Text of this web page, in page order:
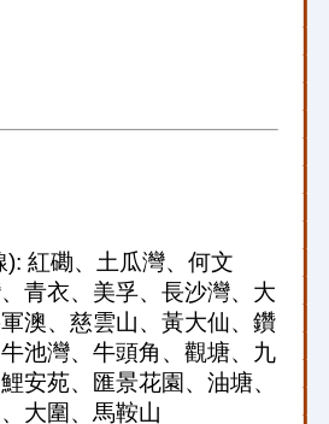
紅磡、土瓜灣、何文
青衣、美孚、長沙灣、大
澳、慈雲山、黃大仙、鑽
池灣、牛頭角、觀塘、九
安苑、匯景花園、油塘、
大圍、馬鞍山